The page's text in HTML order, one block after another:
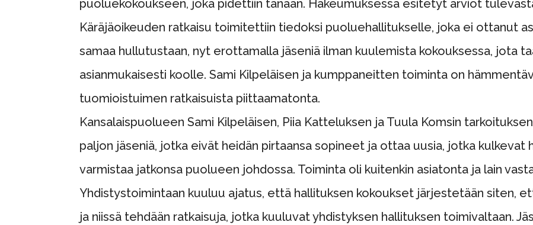
puoluekokoukseen, joka pidettiin tänään. Hakeumuksessa esitetyt arviot
Käräjäoikeuden ratkaisu toimitettiin tiedoksi puoluehallitukselle, joka ei ottanut
samaa hullutustaan, nyt erottamalla jäseniä ilman kuulemista kokouksessa, jota
asianmukaisesti koolle. Sami Kilpeläisen ja kumppaneitten toiminta on
tuomioistuimen ratkaisuista piittaamatonta.
Kansalaispuolueen Sami Kilpeläisen, Piia Katteluksen ja Tuula Komsin
paljon jäseniä, jotka eivät heidän pirtaansa sopineet ja ottaa uusia, jotka kulkevat
varmistaa jatkonsa puolueen johdossa. Toiminta oli kuitenkin asiatonta ja lain
Yhdistystoimintaan kuuluu ajatus, että hallituksen kokoukset järjestetään siten,
ja niissä tehdään ratkaisuja, jotka kuuluvat yhdistyksen hallituksen toimivaltaan.